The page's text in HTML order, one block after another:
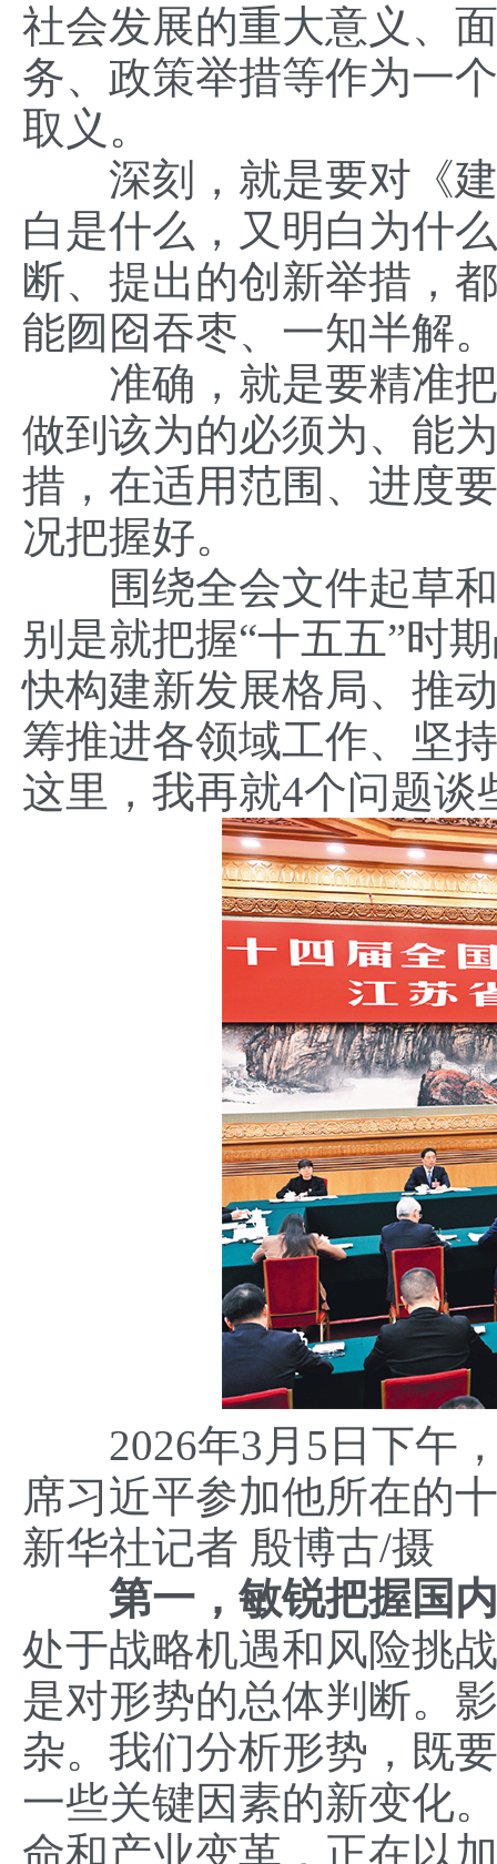
社会发展的重大意义、
务、政策举措等作为一
取义。
深刻，就是要对《建
白是什么，又明白为什
断、提出的创新举措，
能囫囵吞枣、一知半解。
准确，就是要精准把
做到该为的必须为、能
措，在适用范围、进度
况把握好。
围绕全会文件起草和
别是就把握“十五五”时
快构建新发展格局、推
筹推进各领域工作、坚
这里，我再就4个问题谈
2026年3月5日下午，
席习近平参加他所在的
新华社记者 殷博古/摄
第一，敏锐把握国
处于战略机遇和风险挑
是对形势的总体判断。
杂。我们分析形势，既
一些关键因素的新变化
命和产业变革，正在以